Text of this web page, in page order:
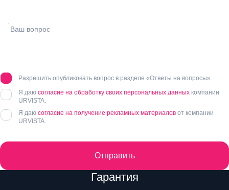
Разрешить опубликовать вопрос в разделе «Ответы на вопросы».
Я даю согласие на обработку своих персональных данных компании
URVISTA.
Я даю согласие на получение рекламных материалов от компании
URVISTA.
Отправить
Гарантия